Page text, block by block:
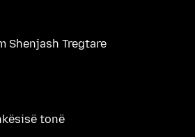
Shenjash Tregtare
tonë